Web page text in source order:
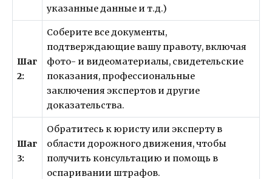
указанные данные и т.д.)
Шаг
2:
Соберите все документы,
подтверждающие вашу правоту, включая
фото- и видеоматериалы, свидетельские
показания, профессиональные
заключения экспертов и другие
доказательства.
Шаг
3:
Обратитесь к юристу или эксперту в
области дорожного движения, чтобы
получить консультацию и помощь в
оспаривании штрафов.